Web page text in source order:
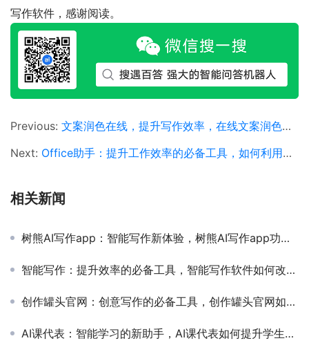
写作软件，感谢阅读。
Previous: 文案润色在线，提升写作效率，在线文案润色工具推荐与使用技巧
Next: Office助手：提升工作效率的必备工具，如何利用Office助手优化日常办公流程
相关新闻
树熊AI写作app：智能写作新体验，树熊AI写作app功能与使用教程详解
智能写作：提升效率的必备工具，智能写作软件如何改变内容创作方式
创作罐头官网：创意写作的必备工具，创作罐头官网如何提升写作效率和灵感
AI课代表：智能学习的新助手，AI课代表如何提升学生学习效率